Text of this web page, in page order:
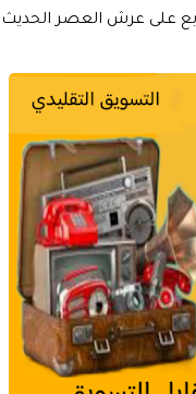
على عرش العصر